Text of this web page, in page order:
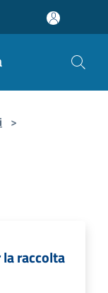
>
raccolta